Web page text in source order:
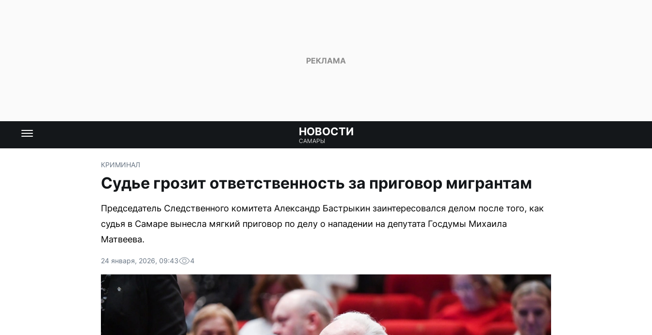
НОВОСТИ
САМАРЫ
КРИМИНАЛ
Судье грозит ответственность за приговор мигрантам
Председатель Следственного комитета Александр Бастрыкин заинтересовался делом после того, как
судья в Самаре вынесла мягкий приговор по делу о нападении на депутата Госдумы Михаила
Матвеева.
24 января, 2026, 09:43 4